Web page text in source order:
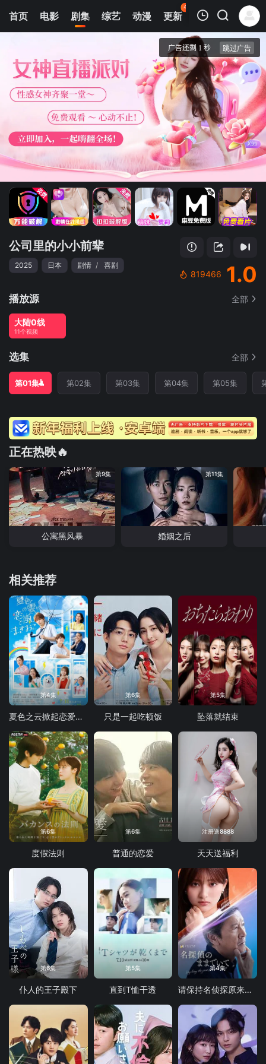
首页 电影 剧集 综艺 动漫 更新
44
热榜 APP
第01集
公司里的小小前辈
公司里的小小前辈
2025 日本 剧情 / 喜剧
819466 1.0
播放源 全部
大陆0线
11个视频
选集 全部
第01集 第02集 第03集 第04集 第05集
正在热映🔥
第9集
公寓黑风暴
第11集
婚姻之后
相关推荐
第4集
夏色之云掀起恋爱与风暴
第6集
只是一起吃顿饭
第5集
坠落就结束
第6集
度假法则
第6集
普通的恋爱
注册送8888
天天送福利
第6集
仆人的王子殿下
第5集
直到T恤干透
第4集
请保持名侦探原来的样子